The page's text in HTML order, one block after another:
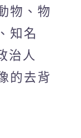
物、物
知名
治人
的去背